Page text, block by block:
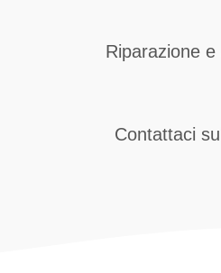
Riparazione
Contattaci